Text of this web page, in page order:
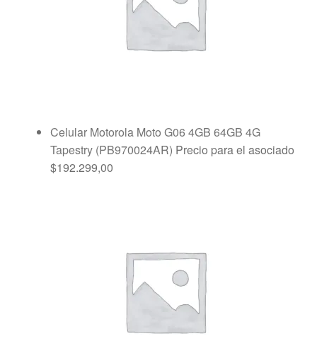
Celular Motorola Moto G06 4GB 64GB 4G
Tapestry (PB970024AR) Precio para el asociado
$192.299,00